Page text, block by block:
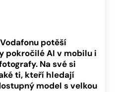
potěší
pokročilé AI v mobilu i
Na své si
ti, kteří hledají
model s velkou